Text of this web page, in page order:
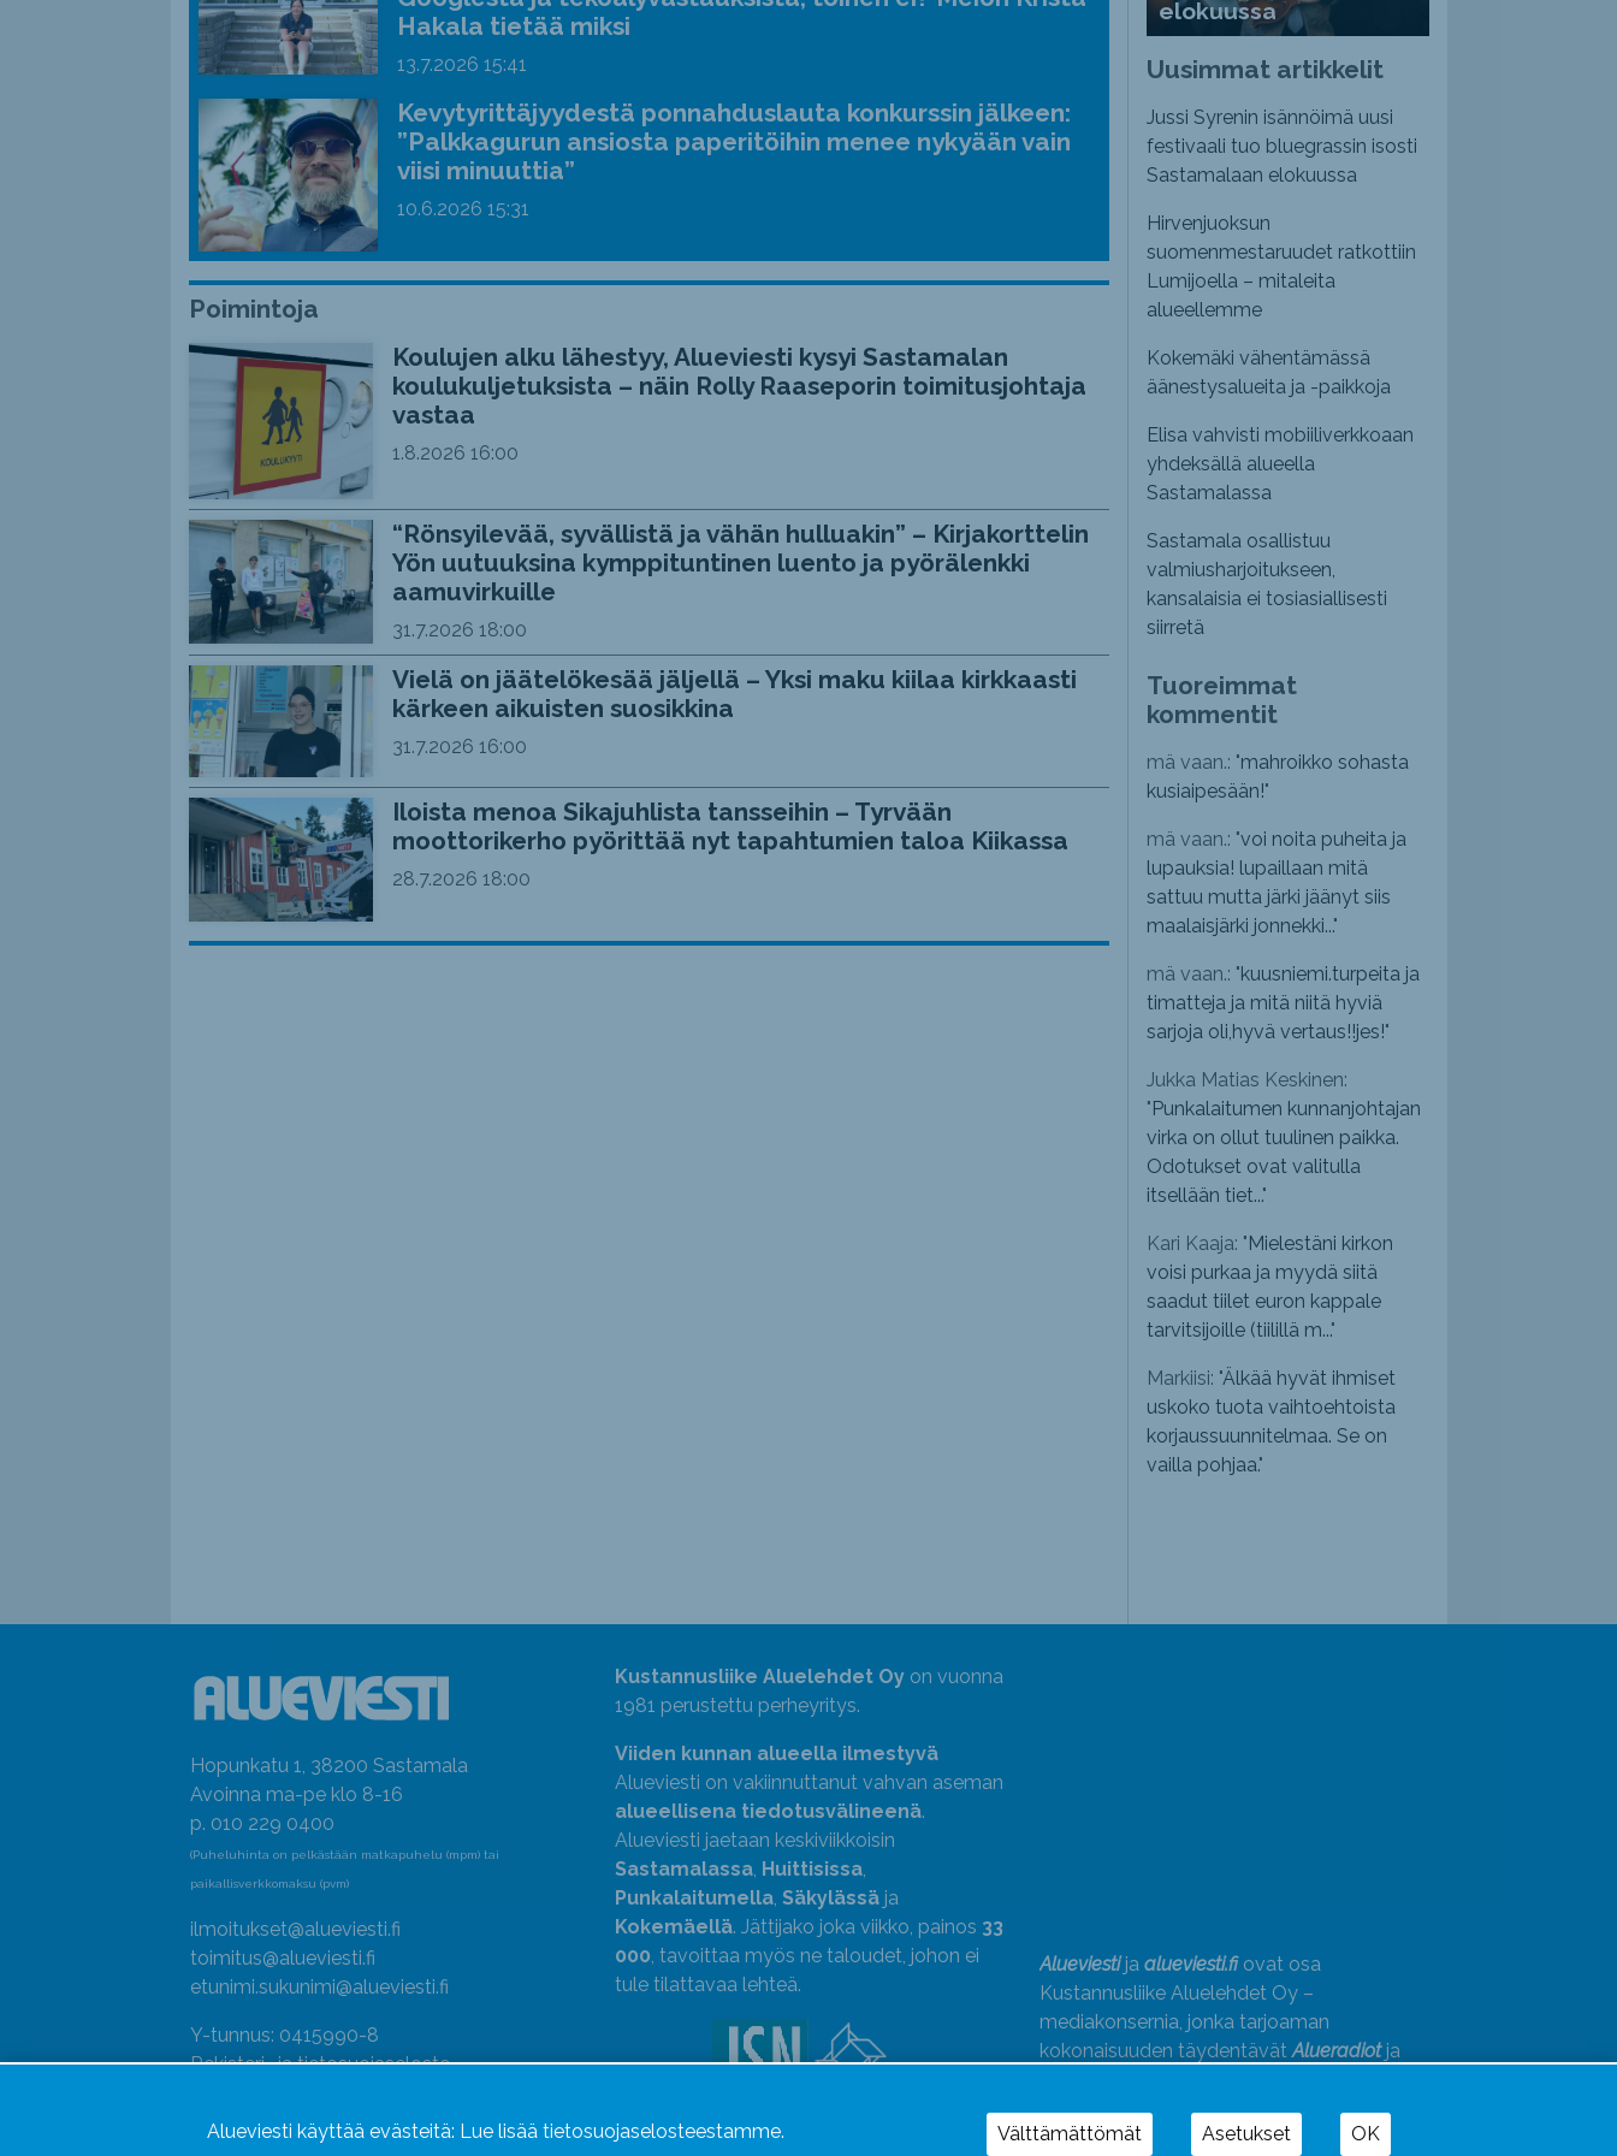
äänenvoimakkuutta
pienemmäksi.
Hakala tietää miksi
13.7.2026 15:41
Kevytyrittäjyydestä ponnahduslauta konkurssin jälkeen:
”Palkkagurun ansiosta paperitöihin menee nykyään vain
viisi minuuttia”
10.6.2026 15:31
Poimintoja
Koulujen alku lähestyy, Alueviesti kysyi Sastamalan
koulukuljetuksista – näin Rolly Raaseporin toimitusjohtaja
vastaa
1.8.2026 16:00
“Rönsyilevää, syvällistä ja vähän hulluakin” – Kirjakorttelin
Yön uutuuksina kymppituntinen luento ja pyörälenkki
aamuvirkuille
31.7.2026 18:00
Vielä on jäätelökesää jäljellä – Yksi maku kiilaa kirkkaasti
kärkeen aikuisten suosikkina
31.7.2026 16:00
Iloista menoa Sikajuhlista tansseihin – Tyrvään
moottorikerho pyörittää nyt tapahtumien taloa Kiikassa
28.7.2026 18:00
elokuussa
Uusimmat artikkelit
Jussi Syrenin isännöimä uusi
festivaali tuo bluegrassin isosti
Sastamalaan elokuussa
Hirvenjuoksun
suomenmestaruudet ratkottiin
Lumijoella – mitaleita
alueellemme
Kokemäki vähentämässä
äänestysalueita ja -paikkoja
Elisa vahvisti mobiiliverkkoaan
yhdeksällä alueella
Sastamalassa
Sastamala osallistuu
valmiusharjoitukseen,
kansalaisia ei tosiasiallisesti
siirretä
Tuoreimmat
kommentit
mä vaan.: "mahroikko sohasta
kusiaipesään!"
mä vaan.: "voi noita puheita ja
lupauksia! lupaillaan mitä
sattuu mutta järki jäänyt siis
maalaisjärki jonnekki..."
mä vaan.: "kuusniemi.turpeita ja
timatteja ja mitä niitä hyviä
sarjoja oli,hyvä vertaus!!jes!"
Jukka Matias Keskinen:
" Punkalaitumen kunnanjohtajan
virka on ollut tuulinen paikka.
Odotukset ovat valitulla
itsellään tiet..."
Kari Kaaja: " Mielestäni kirkon
voisi purkaa ja myydä siitä
saadut tiilet euron kappale
tarvitsijoille (tiilillä m..."
Markiisi: "Älkää hyvät ihmiset
uskoko tuota vaihtoehtoista
korjaussuunnitelmaa. Se on
vailla pohjaa."
Hopunkatu 1, 38200 Sastamala
Avoinna ma-pe klo 8-16
p. 010 229 0400
(Puheluhinta on pelkästään matkapuhelu (mpm) tai
paikallisverkkomaksu (pvm)
ilmoitukset@alueviesti.fi
toimitus@alueviesti.fi
etunimi.sukunimi@alueviesti.fi
Y-tunnus: 0415990-8
Rekisteri- ja tietosuojaseloste
Seuraa meitä
Kustannusliike Aluelehdet Oyon vuonna
1981 perustettu perheyritys.
Viiden kunnan alueella ilmestyvä
Alueviesti on vakiinnuttanut vahvan aseman
alueellisena tiedotusvälineenä.
Alueviesti jaetaan keskiviikkoisin
Sastamalassa, Huittisissa,
Punkalaitumella, Säkylässäja
Kokemäellä. Jättijako joka viikko, painos 33
000, tavoittaa myös ne taloudet, johon ei
tule tilattavaa lehteä.
Uutismedian Liiton jäsen. Noudatamme
Alueviestija alueviesti.fiovat osa
Kustannusliike Aluelehdet Oy –
mediakonsernia, jonka tarjoaman
kokonaisuuden täydentävätAlueradiotja
Alueviesti käyttää evästeitä: Lue lisää tietosuojaselosteestamme. Välttämättömät Asetukset OK